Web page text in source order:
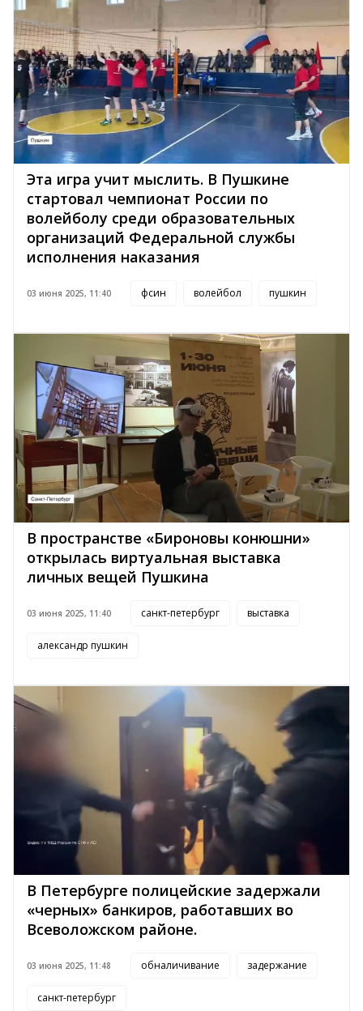
Эта игра учит мыслить. В Пушкине
стартовал чемпионат России по
волейболу среди образовательных
организаций Федеральной службы
исполнения наказания
03 июня 2025, 11:40 фсин волейбол пушкин
В пространстве «Бироновы конюшни»
открылась виртуальная выставка
личных вещей Пушкина
03 июня 2025, 11:40 санкт-петербург выставка
александр пушкин
В Петербурге полицейские задержали
«черных» банкиров, работавших во
Всеволожском районе.
03 июня 2025, 11:48 обналичивание задержание
санкт-петербург